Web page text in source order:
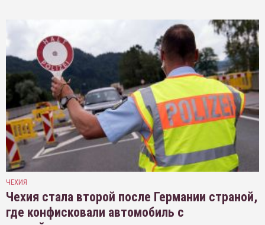
ЧЕХИЯ
Чехия стала второй после Германии страной,
где конфисковали автомобиль с